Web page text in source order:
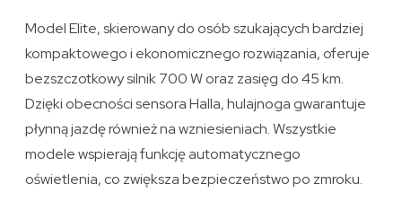
Model Elite, skierowany do osób szukających bardziej
kompaktowego i ekonomicznego rozwiązania, oferuje
bezszczotkowy silnik 700 W oraz zasięg do 45 km.
Dzięki obecności sensora Halla, hulajnoga gwarantuje
płynną jazdę również na wzniesieniach. Wszystkie
modele wspierają funkcję automatycznego
oświetlenia, co zwiększa bezpieczeństwo po zmroku.